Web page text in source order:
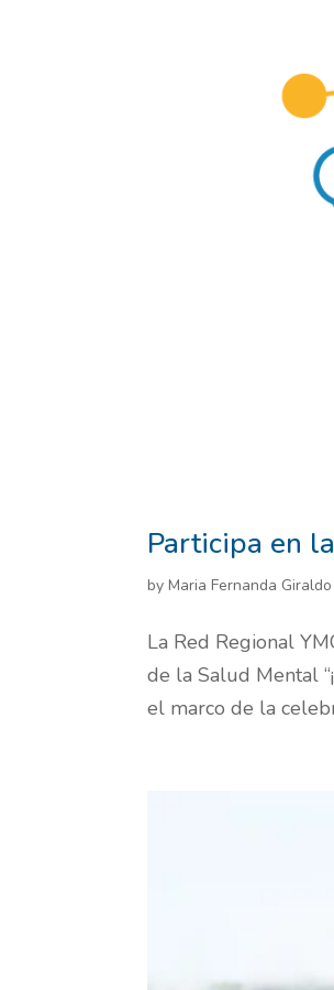
Participa en
byMaria Fernanda Giraldo
La Red Regional
de la Salud Mental
el marco de la